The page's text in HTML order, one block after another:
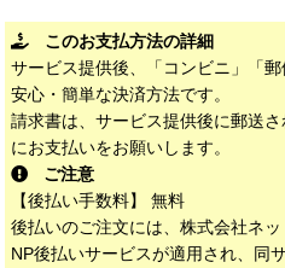
このお支払方法の詳細
サービス提供後、「コンビニ」「
安心・簡単な決済方法です。
請求書は、サービス提供後に郵送
にお支払いをお願いします。
ご注意
【後払い手数料】 無料
後払いのご注文には、株式会社ネ
NP後払いサービスが適用され、同